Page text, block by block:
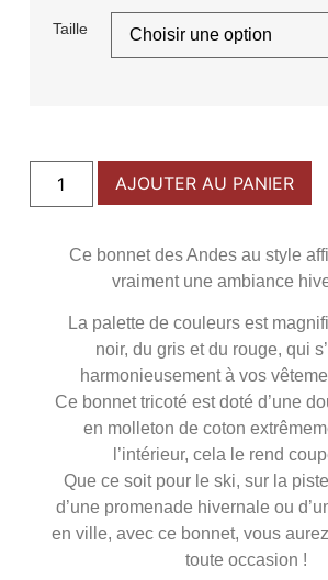
Taille
AJOUTER AU PANIER
Ce bonnet des Andes au style
vraiment une ambiance
La palette de couleurs est
noir, du gris et du rouge, qui
harmonieusement à vos
Ce bonnet tricoté est doté d’une
en molleton de coton
l’intérieur, cela le rend
Que ce soit pour le ski, sur la
d’une promenade hivernale ou
en ville, avec ce bonnet, vous
toute occasion !